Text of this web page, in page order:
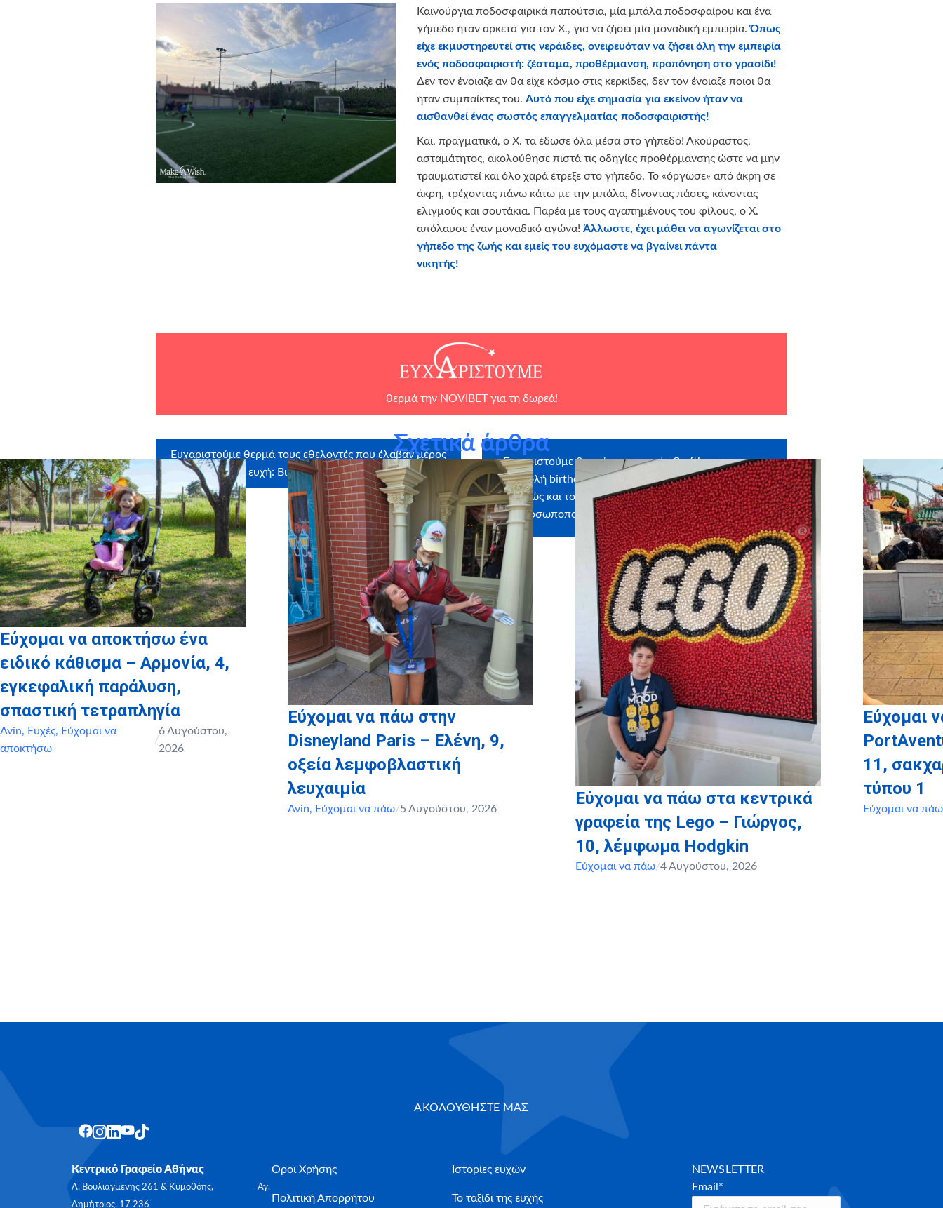
Καινούργια ποδοσφαιρικά παπούτσια, μία μπάλα ποδοσφαίρου και ένα
γήπεδο ήταν αρκετά για τον Χ., για να ζήσει μία μοναδική εμπειρία.Όπως
είχε εκμυστηρευτεί στις νεράιδες, ονειρευόταν να ζήσει όλη την εμπειρία
ενός ποδοσφαιριστή: ζέσταμα, προθέρμανση, προπόνηση στο γρασίδι!
Δεν τον ένοιαζε αν θα είχε κόσμο στις κερκίδες, δεν τον ένοιαζε ποιοι θα
ήταν συμπαίκτες του. Αυτό που είχε σημασία για εκείνον ήταν να
αισθανθεί ένας σωστός επαγγελματίας ποδοσφαιριστής!
Και, πραγματικά, ο Χ. τα έδωσε όλα μέσα στο γήπεδο! Ακούραστος,
ασταμάτητος, ακολούθησε πιστά τις οδηγίες προθέρμανσης ώστε να μην
τραυματιστεί και όλο χαρά έτρεξε στο γήπεδο. Το «όργωσε» από άκρη σε
άκρη, τρέχοντας πάνω κάτω με την μπάλα, δίνοντας πάσες, κάνοντας
ελιγμούς και σουτάκια. Παρέα με τους αγαπημένους του φίλους, ο Χ.
απόλαυσε έναν μοναδικό αγώνα! Άλλωστε, έχει μάθει να αγωνίζεται στο
γήπεδο της ζωής και εμείς του ευχόμαστε να βγαίνει πάντα
νικητής!
θερμά την NOVIBETγια τη δωρεά!
Ευχαριστούμε θερμά τους εθελοντές που έλαβαν μέρος
στην ευχή: Βικτώρια Τριπολιτσιώτη
Ευχαριστούμε θερμά την εταιρείαCraftbox.grγια την
αποστολή birthday box – έκπληξη σε όλα τα παιδιά μας,
καθώς και το
myikona.grγια τη χορηγία όλων των
προσωποποιημένων φωτογραφικών άλμπουμ!
Σχετικά άρθρα
Εύχομαι να αποκτήσω ένα
ειδικό κάθισμα – Αρμονία, 4,
εγκεφαλική παράλυση,
σπαστική τετραπληγία
Avin, Ευχές, Εύχομαι να
αποκτήσω
/
6 Αυγούστου,
2026
Εύχομαι να πάω στην
Disneyland Paris – Ελένη, 9,
οξεία λεμφοβλαστική
λευχαιμία
Avin, Εύχομαι να πάω/5 Αυγούστου, 2026
Εύχομαι να πάω στα κεντρικά
γραφεία της Lego – Γιώργος,
10, λέμφωμα Hodgkin
Εύχομαι να πάω/4 Αυγούστου, 2026
Εύχομαι
11,
τύπου 1
Εύχομαι να πάω
ΑΚΟΛΟΥΘΗΣΤΕ ΜΑΣ
Κεντρικό Γραφείο Αθήνας
Λ. Βουλιαγμένης 261 & Κυμοθόης, Αγ.
Δημήτριος, 17 236
Όροι Χρήσης
Πολιτική Απορρήτου
Ιστορίες ευχών
Το ταξίδι της ευχής
NEWSLETTER
Email*